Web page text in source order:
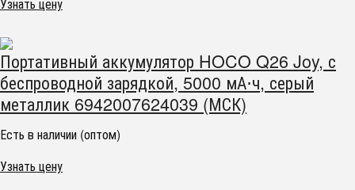
Портативный аккумулятор HOCO Q26 Joy, с
беспроводной зарядкой, 5000 мА⋅ч, серый
металлик 6942007624039 (МСК)
Есть в наличии (оптом)
Узнать цену